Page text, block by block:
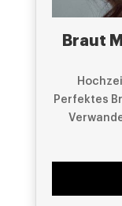
Braut
Perfektes